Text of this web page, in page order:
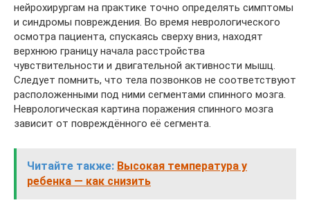
нейрохирургам на практике точно определять симптомы
и синдромы повреждения. Во время неврологического
осмотра пациента, спускаясь сверху вниз, находят
верхнюю границу начала расстройства
чувствительности и двигательной активности мышц.
Следует помнить, что тела позвонков не соответствуют
расположенными под ними сегментами спинного мозга.
Неврологическая картина поражения спинного мозга
зависит от повреждённого её сегмента.
Читайте также: Высокая температура у
ребенка — как снизить